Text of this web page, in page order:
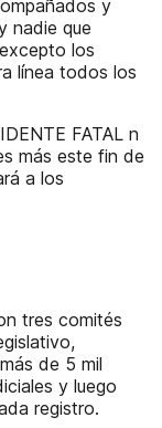
y
nadie que
los
línea todos los
FATAL n
más este fin de
a los
tres comités
de 5 mil
y luego
registro.